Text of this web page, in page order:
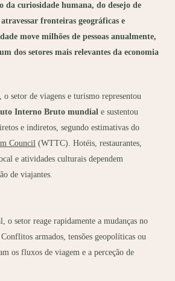
da curiosidade humana, do desejo de
fronteiras geográficas e
move milhões de pessoas anualmente,
dos setores mais relevantes da economia
o setor de viagens e turismo representou
Interno Bruto mundiale sustentou
e indiretos, segundo estimativas do
Council(WTTC). Hotéis, restaurantes,
e atividades culturais dependem
de viajantes.
o setor reage rapidamente a mudanças no
armados, tensões geopolíticas ou
os fluxos de viagem e a perceção de